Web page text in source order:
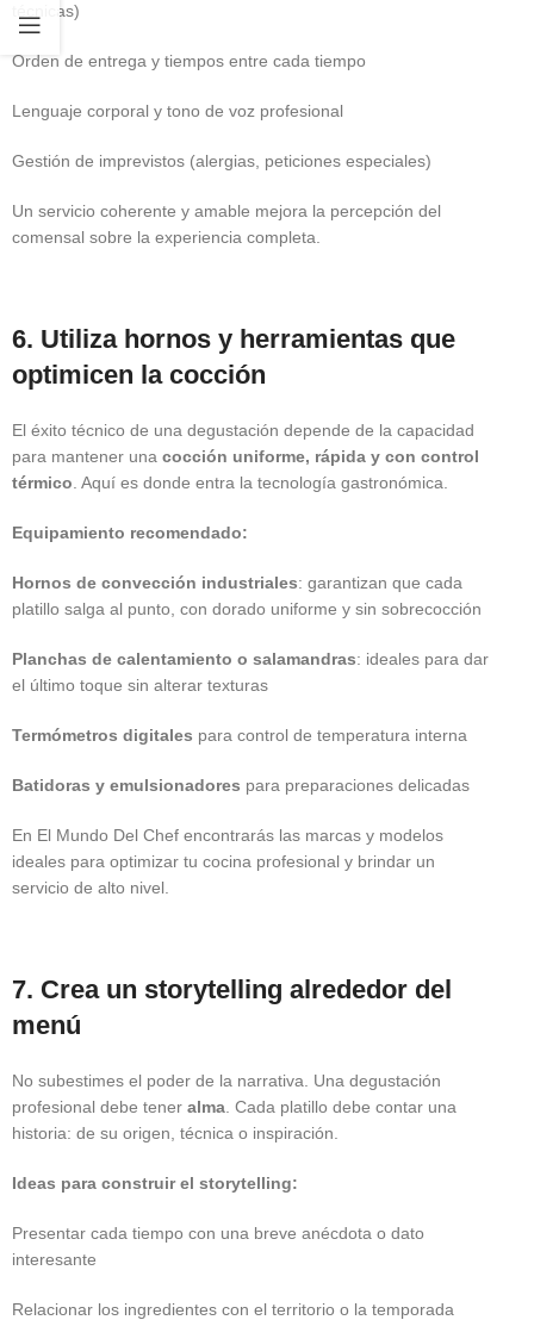
técnicas)
Orden de entrega y tiempos entre cada tiempo
Lenguaje corporal y tono de voz profesional
Gestión de imprevistos (alergias, peticiones especiales)
Un servicio coherente y amable mejora la percepción del
comensal sobre la experiencia completa.
6. Utiliza hornos y herramientas que
optimicen la cocción
El éxito técnico de una degustación depende de la capacidad
para mantener una cocción uniforme, rápida y con control
térmico . Aquí es donde entra la tecnología gastronómica.
Equipamiento recomendado:
Hornos de convección industriales: garantizan que cada
platillo salga al punto, con dorado uniforme y sin sobrecocción
Planchas de calentamiento o salamandras: ideales para dar
el último toque sin alterar texturas
Termómetros digitales para control de temperatura interna
Batidoras y emulsionadores para preparaciones delicadas
En El Mundo Del Chef encontrarás las marcas y modelos
ideales para optimizar tu cocina profesional y brindar un
servicio de alto nivel.
7. Crea un storytelling alrededor del
menú
No subestimes el poder de la narrativa. Una degustación
profesional debe tener alma . Cada platillo debe contar una
historia: de su origen, técnica o inspiración.
Ideas para construir el storytelling:
Presentar cada tiempo con una breve anécdota o dato
interesante
Relacionar los ingredientes con el territorio o la temporada